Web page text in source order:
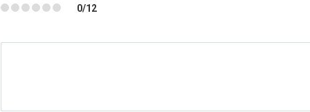
0/12